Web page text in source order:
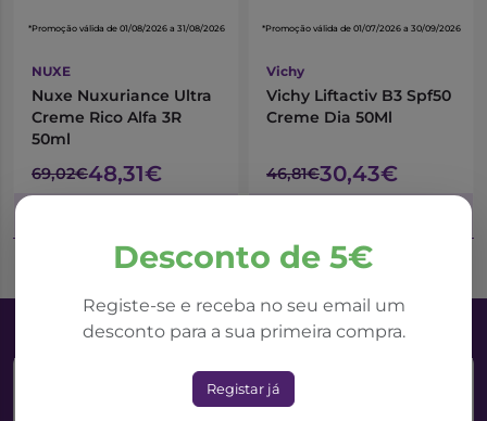
Desconto de 5€
Registe-se e receba no seu email um
desconto para a sua primeira compra.
Registar já
*Promoção válida de 01/08/2026 a 31/08/2026
NUXE
Nuxe Nuxuriance Ultra
Creme Rico Alfa 3R
50ml
69,02€48,31€
*Promoção válida de 01/07/2026 a 30/09/2026
Vichy
Vichy Liftactiv B3 Spf50
Creme Dia 50Ml
46,81€30,43€